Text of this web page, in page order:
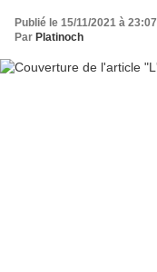
Publié le 15/11/2021 à 23:07
Par Platinoch